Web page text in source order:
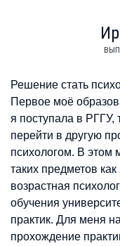
Решение стать
Первое моё
я поступала в РГГУ,
перейти в другую
психологом. В этом
таких предметов
возрастная
обучения
практик. Для меня
прохождение